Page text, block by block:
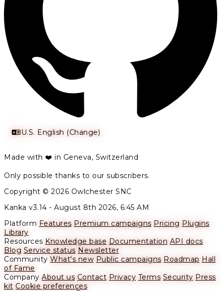
U.S. English (Change)
Made with ❤️ in Geneva, Switzerland
Only possible thanks to our subscribers.
Copyright © 2026 Owlchester SNC
Kanka v3.14 - August 8th 2026, 6:45 AM
Platform Features Premium campaigns Pricing Plugins
Library
Resources Knowledge base Documentation API docs
Blog Service status Newsletter
Community What's new Public campaigns Roadmap Hall
of Fame
Company About us Contact Privacy Terms Security Press
kit Cookie preferences